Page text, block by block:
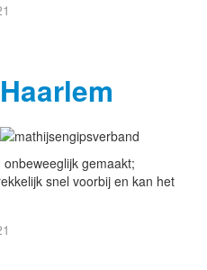
onbeweeglijk gemaakt;
snel voorbij en kan het